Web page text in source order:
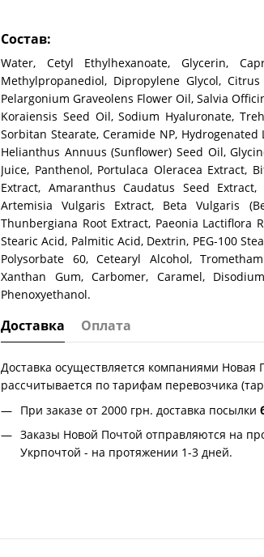
Состав:
Water, Cetyl Ethylhexanoate, Glycerin,
Methylpropanediol, Dipropylene Glycol,
Pelargonium Graveolens Flower Oil, Salvia
Koraiensis Seed Oil, Sodium Hyaluronate,
Sorbitan Stearate, Ceramide NP,
Helianthus Annuus (Sunflower) Seed Oil,
Juice, Panthenol, Portulaca Oleracea Extract,
Extract, Amaranthus Caudatus Seed
Artemisia Vulgaris Extract, Beta Vulgaris
Thunbergiana Root Extract, Paeonia Lactiflora
Stearic Acid, Palmitic Acid, Dextrin, PEG-100
Polysorbate 60, Cetearyl Alcohol,
Xanthan Gum, Carbomer, Caramel,
Phenoxyethanol.
Доставка Оплата
Доставка осуществляется компаниями Новая
рассчитывается по тарифам перевозчика
При заказе от 2000 грн. доставка посылки
Заказы Новой Почтой отправляются на
Укрпочтой - на протяжении 1-3 дней.